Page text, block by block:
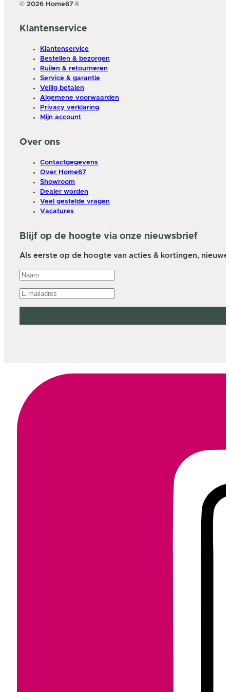
© 2026 Home67 ®
Klantenservice
Klantenservice
Bestellen & bezorgen
Ruilen & retourneren
Service & garantie
Veilig betalen
Algemene voorwaarden
Privacy verklaring
Mijn account
Over ons
Contactgegevens
Over Home67
Showroom
Dealer worden
Veel gestelde vragen
Vacatures
Blijf op de hoogte via onze nieuwsbrief
Als eerste op de hoogte van acties & kortingen,